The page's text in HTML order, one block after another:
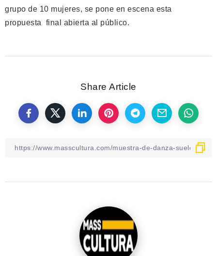
grupo de 10 mujeres, se pone en escena esta
propuesta final abierta al público.
Share Article